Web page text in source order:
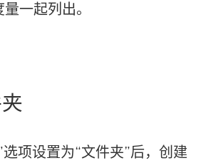
一起列出。
选项设置为“文件夹”后，创建